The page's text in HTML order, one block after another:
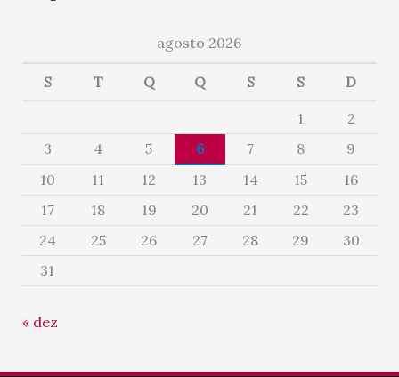
agosto 2026
S T Q Q S S D
1
2
3
4 5 6 7 8
9
10
11 12 13 14 15
16
17
18 19 20 21 22
23
24
25 26 27 28 29
30
31
« dez